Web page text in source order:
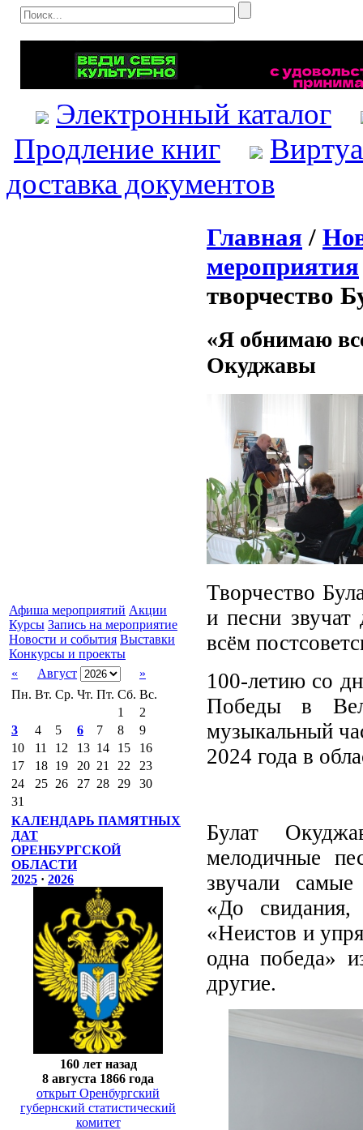
Электронный каталог
Продление книг
доставка документов
Афиша мероприятий Акции
Курсы Запись на мероприятие
Новости и события Выставки
Конкурсы и проекты
«
Август
»
Пн. Вт. Ср. Чт. Пт. Сб. Вс.
1
2
3
4 5 6 7 8
9
10
11 12 13 14 15
16
17
18 19 20 21 22
23
24
25 26 27 28 29
30
31
КАЛЕНДАРЬ ПАМЯТНЫХ
ДАТ
ОРЕНБУРГСКОЙ
ОБЛАСТИ
2025 · 2026
160 лет назад
8 августа 1866 года
открыт Оренбургский
губернский статистический
комитет
Главная /
мероприятия
творчество
«Я обнимаю
Окуджавы
Творчество
и песни
всём
100-летию со
Победы в
музыкальный
2024 года в
Булат
мелодичные
звучали самые
«До
«Неистов и
одна победа»
другие.